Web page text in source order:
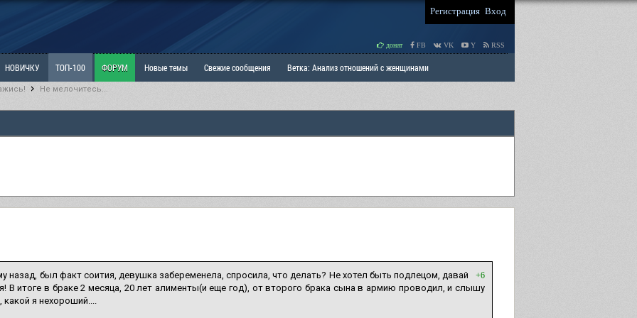
Регистрация Вход
донат FB VK Y RSS
НОВИЧКУ ТОП-100 ФОРУМ Новые темы Свежие сообщения Ветка: Анализ отношений с женщинами
Не мелочитесь...
+6
назад, был факт соития, девушка забеременела, спросила, что делать? Не хотел быть подлецом, давай
В итоге в браке 2 месяца, 20 лет алименты(и еще год), от второго брака сына в армию проводил, и слышу
какой я нехороший....